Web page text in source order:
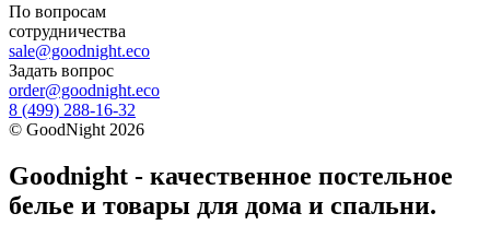
По вопросам
сотрудничества
sale@goodnight.eco
Задать вопрос
order@goodnight.eco
8 (499) 288-16-32
© GoodNight 2026
Goodnight - качественное постельное
белье и товары для дома и спальни.